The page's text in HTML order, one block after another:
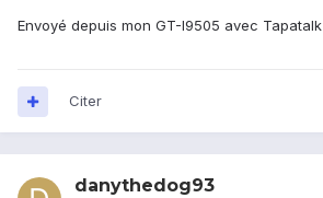
Envoyé depuis mon GT-I9505 avec Tapatalk
Citer
danythedog93